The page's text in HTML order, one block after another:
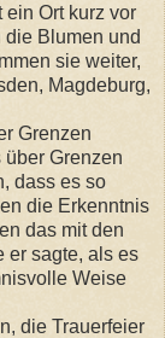
ein Ort kurz vor
Blumen und
sie weiter,
Magdeburg,
Grenzen
Grenzen
dass es so
die Erkenntnis
das mit den
er sagte, als es
Weise
die Trauerfeier